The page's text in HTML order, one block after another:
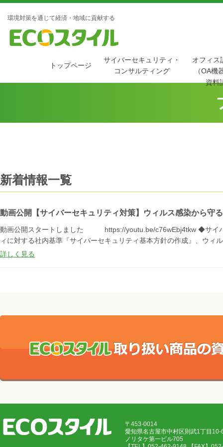
環境対策を通じて経済・地域に貢献する
トップページ
サイバーセキュリティ・
コンサルティング
オフィス
（OA機
資料
新着情報一覧
動画公開【サイバーセキュリティ対策】ウィルス感染から守
動画公開スタートしました https://youtu.be/c76wEbj4tkw ◆サイバ
ィに対する社内基準『サイバーセキュリティ基本方針の作成』、ウィ
詳しく見る
〒453-0014
愛知県名古屋市中村区則武1丁目
ノリタケ第一ビル705